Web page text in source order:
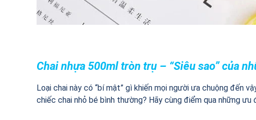
Chai nhựa 500ml tròn trụ – “Siêu sao” của
Loại chai này có “bí mật” gì khiến mọi người ưa chuộng đến
chiếc chai nhỏ bé bình thường? Hãy cùng điểm qua những ưu